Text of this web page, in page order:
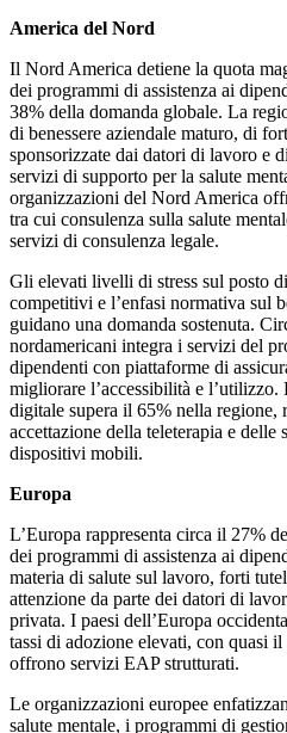
America del Nord
Il Nord America detiene la quota
dei programmi di assistenza ai
38% della domanda globale. La
di benessere aziendale maturo, di
sponsorizzate dai datori di lavoro e
servizi di supporto per la salute
organizzazioni del Nord America
tra cui consulenza sulla salute
servizi di consulenza legale.
Gli elevati livelli di stress sul posto
competitivi e l’enfasi normativa sul
guidano una domanda sostenuta.
nordamericani integra i servizi del
dipendenti con piattaforme di
migliorare l’accessibilità e l’utilizzo.
digitale supera il 65% nella regione,
accettazione della teleterapia e delle
dispositivi mobili.
Europa
L’Europa rappresenta circa il 27%
dei programmi di assistenza ai
materia di salute sul lavoro, forti
attenzione da parte dei datori di
privata. I paesi dell’Europa
tassi di adozione elevati, con quasi
offrono servizi EAP strutturati.
Le organizzazioni europee
salute mentale, i programmi di